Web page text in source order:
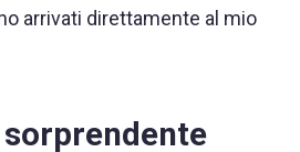
arrivati direttamente al mio